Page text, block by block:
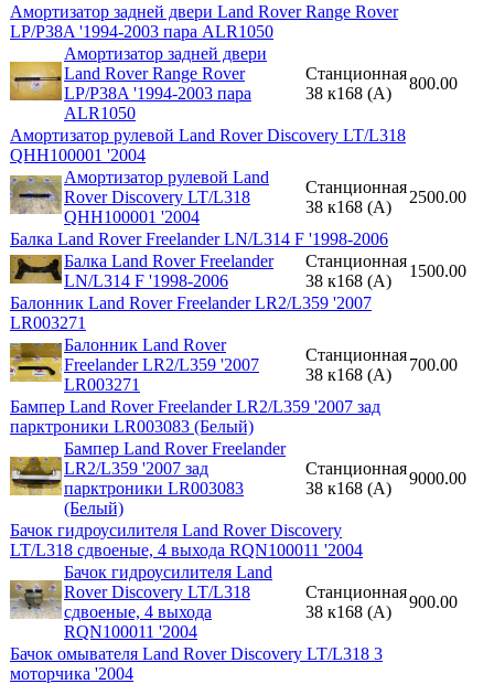
Амортизатор задней двери Land Rover Range Rover
LP/P38A '1994-2003 пара ALR1050
Амортизатор задней двери
Land Rover Range Rover
LP/P38A '1994-2003 пара
ALR1050
Станционная
38 к168 (A)
800.00
Амортизатор рулевой Land Rover Discovery LT/L318
QHH100001 '2004
Амортизатор рулевой Land
Rover Discovery LT/L318
QHH100001 '2004
Станционная
38 к168 (A)
2500.00
Балка Land Rover Freelander LN/L314 F '1998-2006
Балка Land Rover Freelander
LN/L314 F '1998-2006
Станционная
38 к168 (A)
1500.00
Балонник Land Rover Freelander LR2/L359 '2007
LR003271
Балонник Land Rover
Freelander LR2/L359 '2007
LR003271
Станционная
38 к168 (A)
700.00
Бампер Land Rover Freelander LR2/L359 '2007 зад
парктроники LR003083 (Белый)
Бампер Land Rover Freelander
LR2/L359 '2007 зад
парктроники LR003083
(Белый)
Станционная
38 к168 (A)
9000.00
Бачок гидроусилителя Land Rover Discovery
LT/L318 сдвоеные, 4 выхода RQN100011 '2004
Бачок гидроусилителя Land
Rover Discovery LT/L318
сдвоеные, 4 выхода
RQN100011 '2004
Станционная
38 к168 (A)
900.00
Бачок омывателя Land Rover Discovery LT/L318 3
моторчика '2004